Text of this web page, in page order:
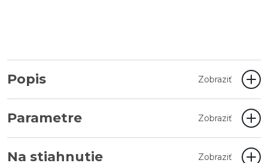
Popis Zobraziť
Parametre Zobraziť
Na stiahnutie Zobraziť